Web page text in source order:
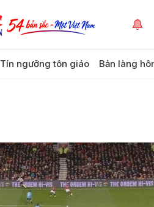
Tín ngưỡng tôn giáo Bản làng